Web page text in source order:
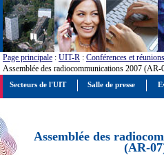
Page principale : UIT-R : Conférences et réunions
Assemblée des radiocommunications 2007 (AR-
Assemblée des
(AR-
Secteurs de l'UIT Salle de presse